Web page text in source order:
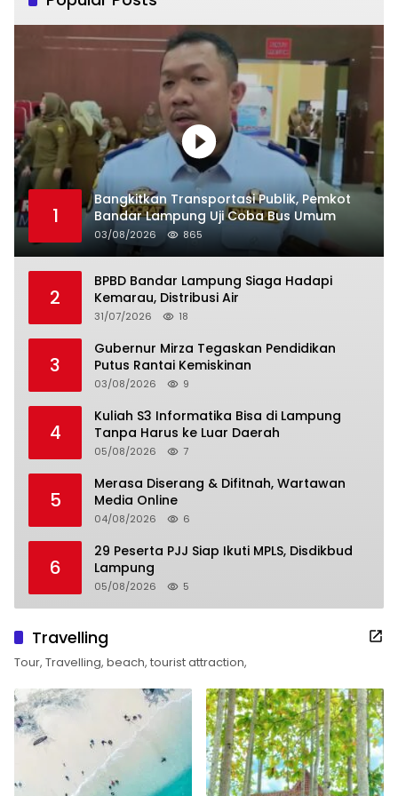
1
Bangkitkan Transportasi Publik, Pemkot
Bandar Lampung Uji Coba Bus Umum
03/08/2026 865
2
BPBD Bandar Lampung Siaga Hadapi
Kemarau, Distribusi Air
31/07/2026 18
3
Gubernur Mirza Tegaskan Pendidikan
Putus Rantai Kemiskinan
03/08/2026 9
4
Kuliah S3 Informatika Bisa di Lampung
Tanpa Harus ke Luar Daerah
05/08/2026 7
5
Merasa Diserang & Difitnah, Wartawan
Media Online
04/08/2026 6
6
29 Peserta PJJ Siap Ikuti MPLS, Disdikbud
Lampung
05/08/2026 5
Travelling
Tour, Travelling, beach, tourist attraction,